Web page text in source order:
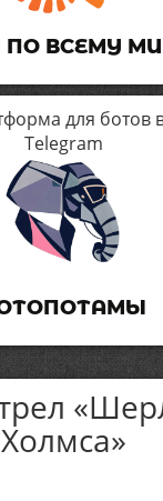
ВСЕМУ
для ботов
Telegram
Холмса»